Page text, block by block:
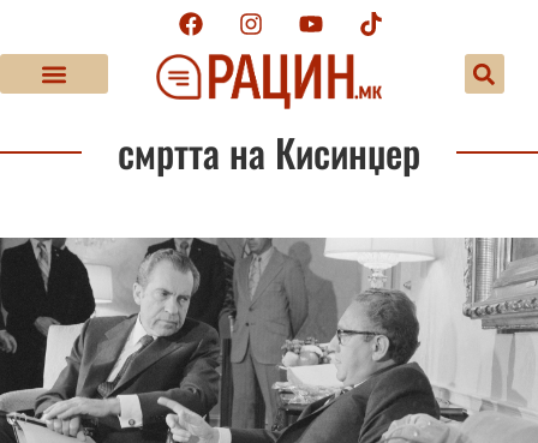
смртта на Кисинџер